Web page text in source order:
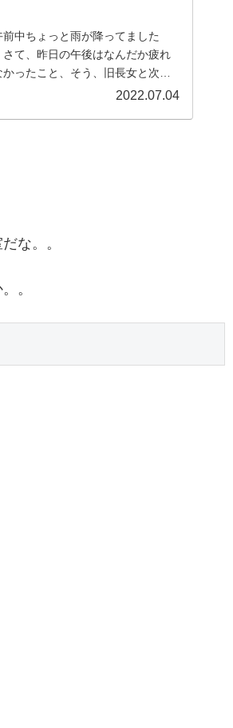
中ちょっと雨が降ってました
て、昨日の午後はなんだか疲れ
ったこと、そう、旧長女と次女
2022.07.04
な。。
。